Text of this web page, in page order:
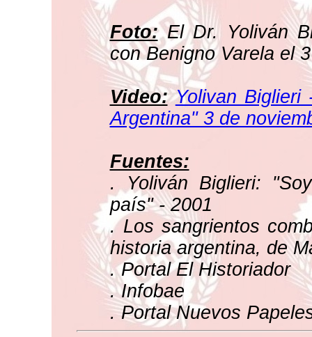
Foto:El Dr. Yoliván
con Benigno Varela el
Video: Yolivan
Argentina" 3 de
Fuentes:
. Yoliván Biglieri:
país" - 2001
. Los sangrientos
historia argentina, de
. Portal El Historiador
. Infobae
. Portal Nuevos